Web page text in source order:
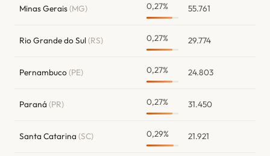
Minas Gerais(MG) 0,27% 55.761
Rio Grande do Sul(RS) 0,27% 29.774
Pernambuco(PE) 0,27% 24.803
Paraná (PR) 0,27% 31.450
Santa Catarina (SC) 0,29% 21.921